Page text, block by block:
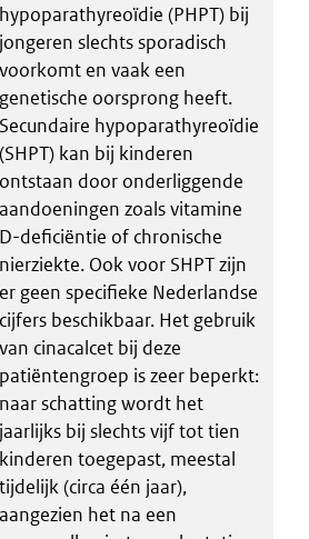
hypoparathyreoïdie (PHPT) bij
jongeren slechts sporadisch
voorkomt en vaak een
genetische oorsprong heeft.
Secundaire hypoparathyreoïdie
(SHPT) kan bij kinderen
ontstaan door onderliggende
aandoeningen zoals vitamine
D-deficiëntie of chronische
nierziekte. Ook voor SHPT zijn
er geen specifieke Nederlandse
cijfers beschikbaar. Het gebruik
van cinacalcet bij deze
patiëntengroep is zeer beperkt:
naar schatting wordt het
jaarlijks bij slechts vijf tot tien
kinderen toegepast, meestal
tijdelijk (circa één jaar),
aangezien het na een